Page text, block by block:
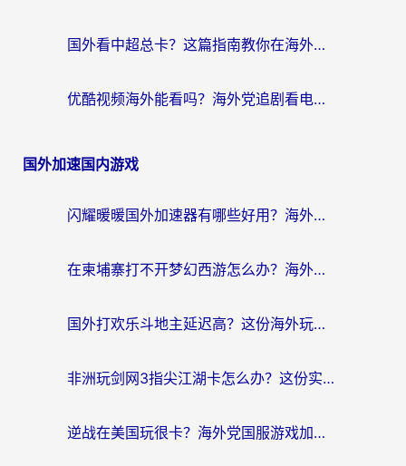
国外看中超总卡？这篇指南教你在海外流畅看体育赛事+中文解说（附避坑技巧）
优酷视频海外能看吗？海外党追剧看电影的终极解决方案来了
国外加速国内游戏
闪耀暖暖国外加速器有哪些好用？海外党亲测的国服游戏加速终极指南
在柬埔寨打不开梦幻西游怎么办？海外玩家国服游戏加速终极指南
国外打欢乐斗地主延迟高？这份海外玩家国服游戏加速指南帮你解决卡顿烦恼
非洲玩剑网3指尖江湖卡怎么办？这份实测有效的国服游戏加速指南请收好
逆战在美国玩很卡？海外党国服游戏加速终极指南（附DNF宝可梦加速技巧）